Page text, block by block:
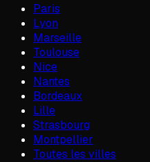
Paris
Lyon
Marseille
Toulouse
Nice
Nantes
Bordeaux
Lille
Strasbourg
Montpellier
Toutes les villes